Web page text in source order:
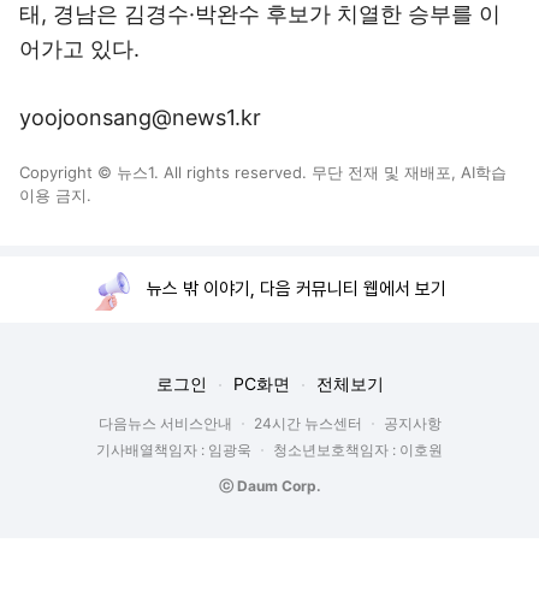
태, 경남은 김경수·박완수 후보가 치열한 승부를 이
어가고 있다.
yoojoonsang@news1.kr
Copyright © 뉴스1. All rights reserved. 무단 전재 및 재배포, AI학습
이용 금지.
뉴스 밖 이야기, 다음 커뮤니티 웹에서 보기
로그인 PC화면 전체보기
다음뉴스 서비스안내 24시간 뉴스센터
공지사항
기사배열책임자 : 임광욱
청소년보호책임자 : 이호원
ⓒ Daum Corp.